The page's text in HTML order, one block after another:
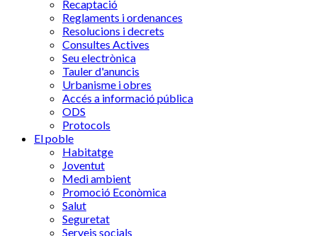
Recaptació
Reglaments i ordenances
Resolucions i decrets
Consultes Actives
Seu electrònica
Tauler d'anuncis
Urbanisme i obres
Accés a informació pública
ODS
Protocols
El poble
Habitatge
Joventut
Medi ambient
Promoció Econòmica
Salut
Seguretat
Serveis socials